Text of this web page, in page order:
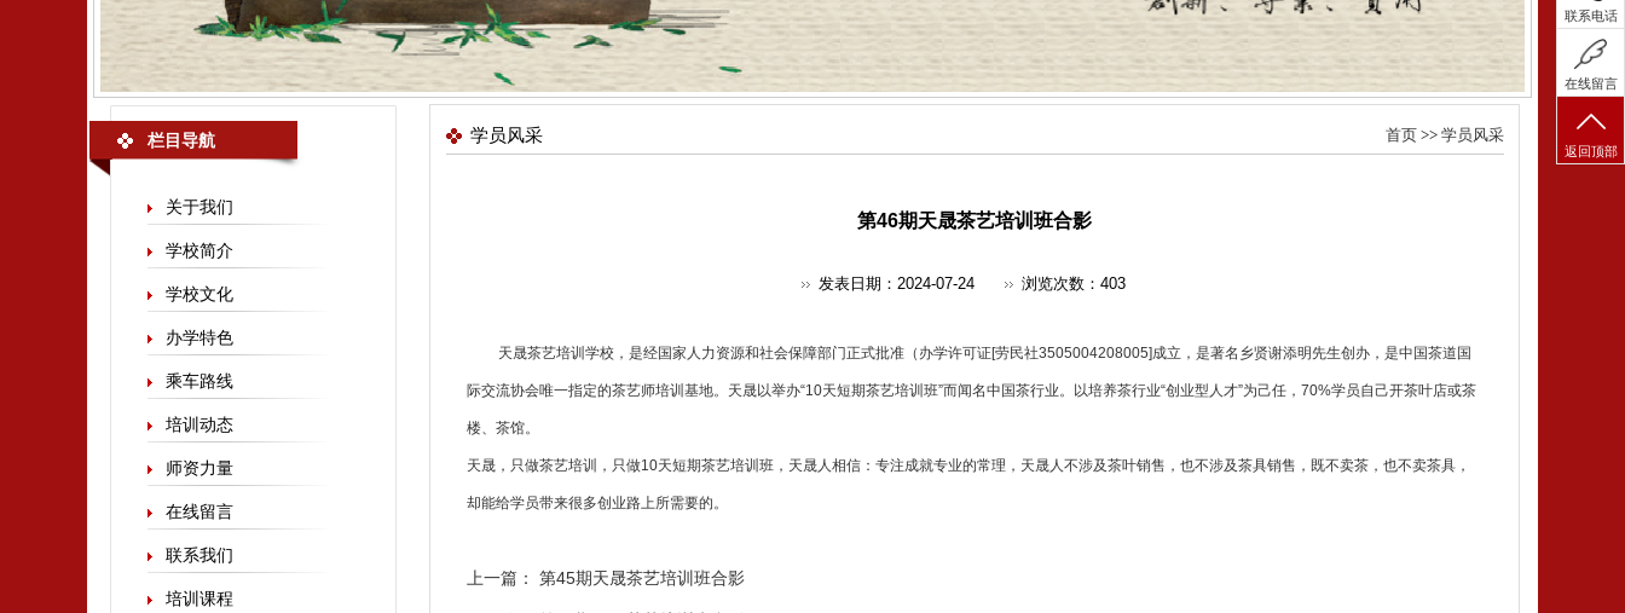
栏目导航
关于我们
学校简介
学校文化
办学特色
乘车路线
培训动态
师资力量
在线留言
联系我们
培训课程
首页>> 学员风采
学员风采
第46期天晟茶艺培训班合影
发表日期：2024-07-24 浏览次数： 403
天晟茶艺培训 学校，是经国家人力资源和社会保障部门正式批准（办学许可证[劳民社3505004208005]成立，是著名乡贤谢添明先生创办，是中国茶道国
际交流协会唯一指定的茶艺师培训 基地。天晟以举办“10天短期茶艺培训班”而闻名中国茶行业。以培养茶行业“创业型人才”为己任，70%学员自己开茶叶店或茶
楼、茶馆。
天晟，只做茶艺培训，只做10天短期茶艺培训班，天晟人相信：专注成就专业的常理，天晟人不涉及茶叶销售，也不涉及茶具销售，既不卖茶，也不卖茶具，
却能给学员带来很多创业路上所需要的。
上一篇： 第45期天晟茶艺培训班合影
联系电话
在线留言
返回顶部